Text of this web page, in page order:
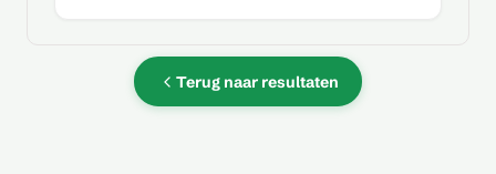
Terug naar resultaten